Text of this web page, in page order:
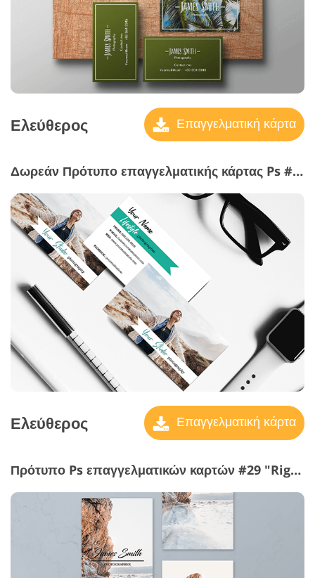
Ελεύθερος Επαγγελματική κάρτα
Δωρεάν Πρότυπο επαγγελματικής κάρτας Ps #28 "Inner Peace"
Ελεύθερος Επαγγελματική κάρτα
Πρότυπο Ps επαγγελματικών καρτών #29 "Right Angle"